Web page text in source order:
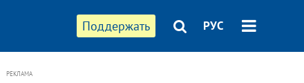
Поддержать РУС
РЕКЛАМА